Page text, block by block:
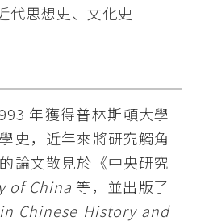
代思想史、文化史
年獲得普林斯頓大學
史，近年來將研究觸角
論文散見於《中央研究
of China 等，並出版了
Chinese History and